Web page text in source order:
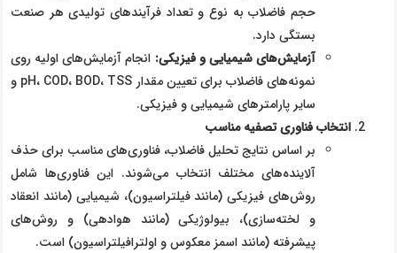
حجم فاضلاب به نوع و تعداد فرآیندهای تولیدی هر صنعت
بستگی دارد.
آزمایش‌های شیمیایی و فیزیکی: انجام آزمایش‌های اولیه روی
نمونه‌های فاضلاب برای تعیین مقدار pH، COD، BOD، TSS و
سایر پارامترهای شیمیایی و فیزیکی.
انتخاب فناوری تصفیه مناسب
بر اساس نتایج تحلیل فاضلاب، فناوری‌های مناسب برای حذف
آلاینده‌های مختلف انتخاب می‌شوند. این فناوری‌ها شامل
روش‌های فیزیکی (مانند فیلتراسیون)، شیمیایی (مانند انعقاد
و لخته‌سازی)، بیولوژیکی (مانند هوادهی) و روش‌های
پیشرفته (مانند اسمز معکوس و اولترافیلتراسیون) است.